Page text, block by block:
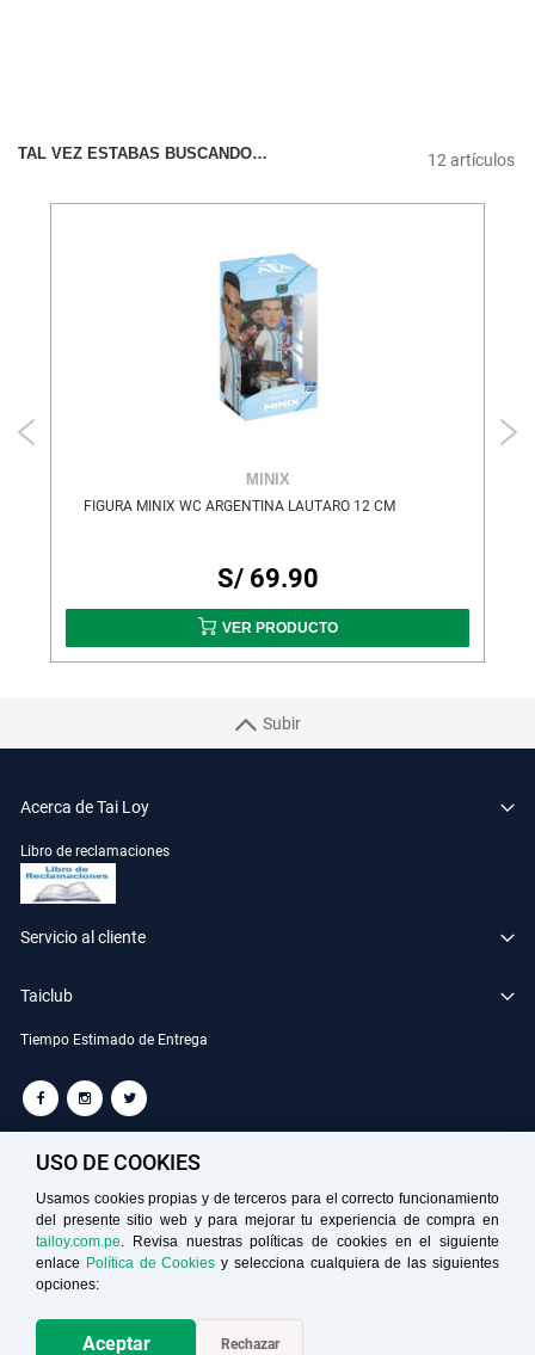
12 artículos
TAL VEZ ESTABAS BUSCANDO…
MINIX
FIGURA MINIX WC ARGENTINA LAUTARO 12 CM
S/ 69.90
VER PRODUCTO
Subir
Acerca de Tai Loy
Libro de reclamaciones
Servicio al cliente
Taiclub
Tiempo Estimado de Entrega
TAILOY S.A. RUC: 20100049181
Medios de Pago
USO DE COOKIES
Usamos cookies propias y de terceros para el correcto funcionamiento
del presente sitio web y para mejorar tu experiencia de compra en
tailoy.com.pe. Revisa nuestras políticas de cookies en el siguiente
enlace Política de Cookies y selecciona cualquiera de las siguientes
opciones:
Aceptar Rechazar